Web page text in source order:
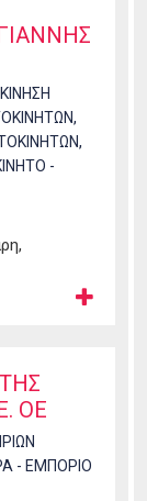
,
,
-
ΟΕ
- ΕΜΠΟΡΙΟ